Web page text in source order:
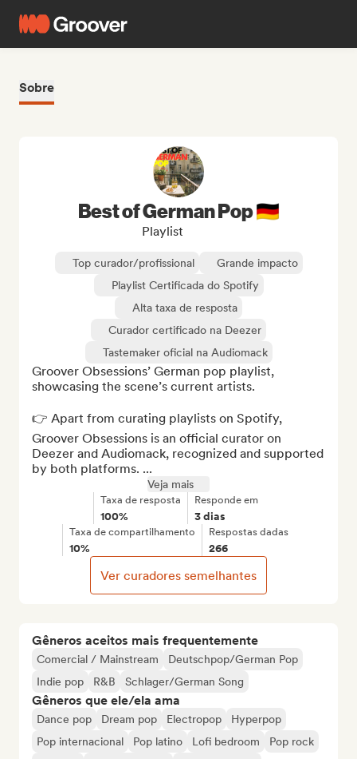
Sobre
Gêneros aceitos mais frequentemente
Comercial / Mainstream
Deutschpop/German Pop
Indie pop
R&B Schlager/German Song
Gêneros que ele/ela ama
Dance pop Dream pop Electropop
Hyperpop
Pop internacional
Pop latino Lofi bedroom
Pop rock
Best of German Pop 🇩🇪
Playlist
Top curador/profissional
Grande impacto
Playlist Certificada do Spotify
Alta taxa de resposta
Curador certificado na Deezer
Tastemaker oficial na Audiomack
Groover Obsessions’ German pop playlist,
showcasing the scene’s current artists.
👉 Apart from curating playlists on Spotify,
Groover Obsessions is an official curator on
Deezer and Audiomack, recognized and supported
by both platforms. ...
Veja mais
Taxa de resposta
100%
Responde em
3 dias
Taxa de compartilhamento
10%
Respostas dadas
266
Ver curadores semelhantes